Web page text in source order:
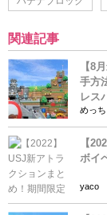
関連記事
【8
手方
レス
めっち
【
ボイ
yaco